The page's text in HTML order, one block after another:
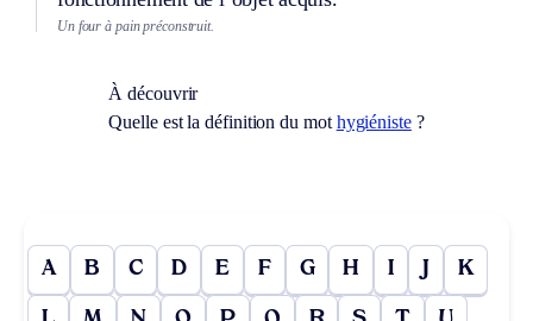
Un four à pain préconstruit.
À découvrir
Quelle est la définition du mot hygiéniste?
A B C D E F G H I J K